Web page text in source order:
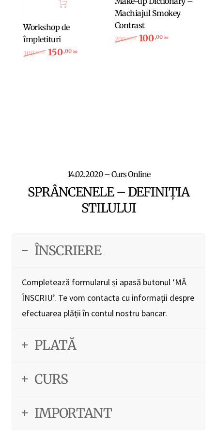
Workshop de
împletituri
300,00lei Prețul inițial a fost: 300,00 lei.
150,00 lei
Machiajul Smokey
Contrast
200,00lei Prețul inițial a fost:
100,00lei
14.02.2020 – Curs Online
SPRÂNCENELE – DEFINIȚIA
STILULUI
ÎNSCRIERE
Completează formularul și apasă butonul ‘MĂ
ÎNSCRIU’. Te vom contacta cu informații despre
efectuarea plății în contul nostru bancar.
PLATĂ
CURS
IMPORTANT